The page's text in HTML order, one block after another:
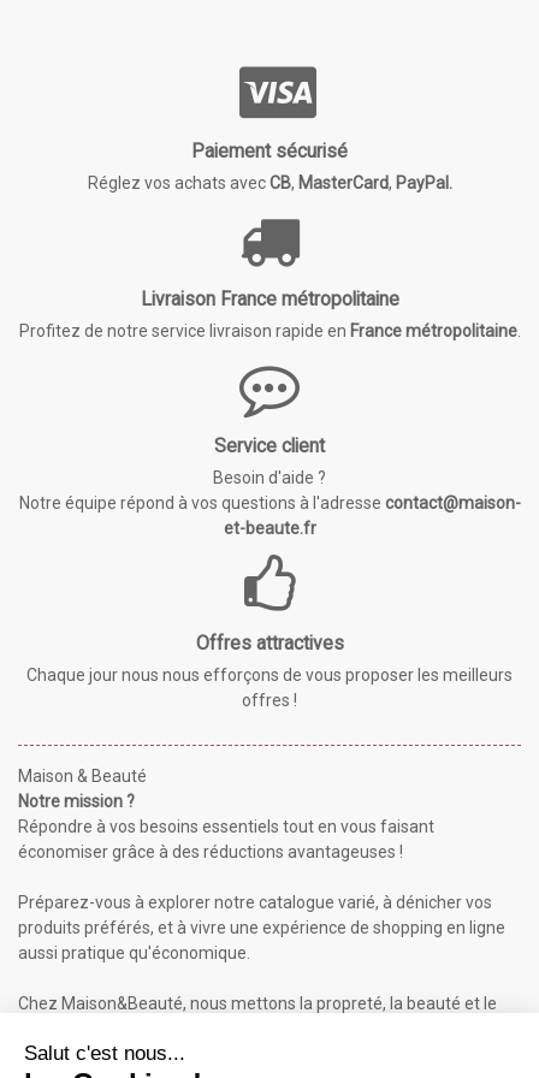
Paiement sécurisé
Réglez vos achats avecCB, MasterCard, PayPal.
Livraison France métropolitaine
Profitez de notre service livraison rapide en France métropolitaine.
Service client
Besoin d'aide ?
Notre équipe répond à vos questions à l'adresse contact@maison-
et-beaute.fr
Offres attractives
Chaque jour nous nous efforçons de vous proposer les meilleurs
offres !
Maison & Beauté
Notre mission ?
Répondre à vos besoins essentiels tout en vous faisant
économiser grâce à des réductions avantageuses !
Préparez-vous à explorer notre catalogue varié, à dénicher vos
produits préférés, et à vivre une expérience de shopping en ligne
aussi pratique qu'économique.
Chez Maison&Beauté, nous mettons la propreté, la beauté et le
Maison & Beauté : Informations